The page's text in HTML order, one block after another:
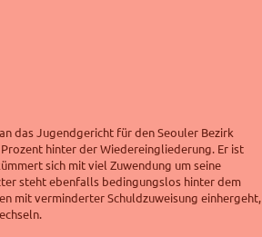
das Jugendgericht für den Seouler Bezirk
hinter der Wiedereingliederung. Er ist
sich mit viel Zuwendung umseine
steht ebenfalls bedingungslos hinter dem
mit verminderter Schuldzuweisung einhergeht,